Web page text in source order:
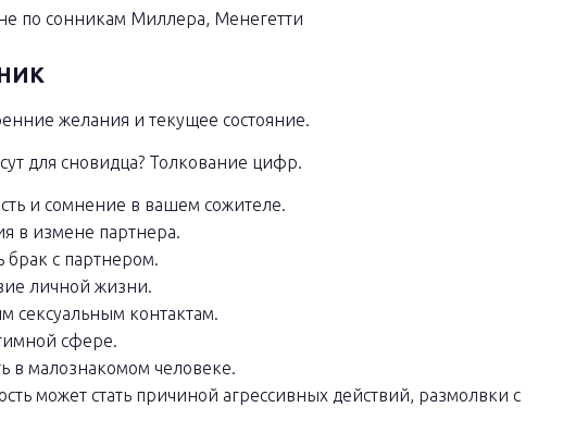
желания и текущее состояние.
для сновидца? Толкование цифр.
и сомнение в вашем сожителе.
в измене партнера.
брак с партнером.
личной жизни.
сексуальным контактам.
сфере.
в малознакомом человеке.
может стать причиной агрессивных действий, размолвки с